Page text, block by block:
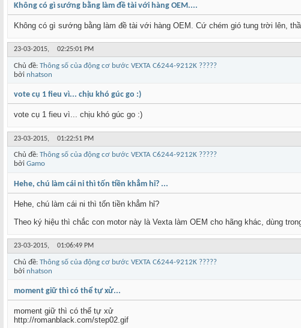
Không có gì sướng bằng làm đề tài với hàng OEM....
Không có gì sướng bằng làm đề tài với hàng OEM. Cứ chém gió tung trời lên,
23-03-2015, 02:25:01 PM
Chủ đề: Thông số của động cơ bước VEXTA C6244-9212K ?????
bởi nhatson
vote cụ 1 fieu vì... chịu khó gúc go :)
vote cụ 1 fieu vì... chịu khó gúc go :)
23-03-2015, 01:22:51 PM
Chủ đề: Thông số của động cơ bước VEXTA C6244-9212K ?????
bởi Gamo
Hehe, chú làm cái ni thì tốn tiền khẳm hỉ? ...
Hehe, chú làm cái ni thì tốn tiền khẳm hỉ?
Theo ký hiệu thì chắc con motor này là Vexta làm OEM cho hãng khác, dùng
23-03-2015, 01:06:49 PM
Chủ đề: Thông số của động cơ bước VEXTA C6244-9212K ?????
bởi nhatson
moment giữ thì có thể tự xử...
moment giữ thì có thể tự xử
http://romanblack.com/step02.gif